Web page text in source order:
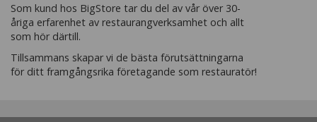
Som kund hos BigStore tar du del av vår över 30-
åriga erfarenhet av restaurangverksamhet och allt
som hör därtill.
Tillsammans skapar vi de bästa förutsättningarna
för ditt framgångsrika företagande som restauratör!